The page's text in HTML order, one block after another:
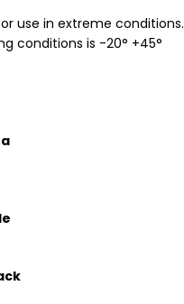
use in extreme conditions.
conditions is -20° +45°